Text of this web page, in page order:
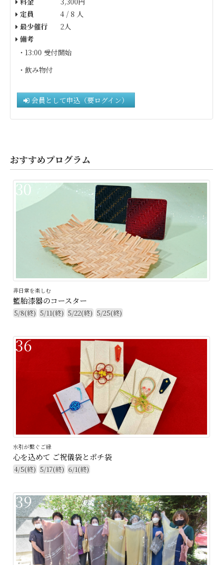
定員
4 / 8 人
最少催行
2人
備考
・13:00 受付開始
・飲み物付
会員として申込（要ログイン）
おすすめプログラム
30
非日常を楽しむ
籃胎漆器のコースター
5/8(終) 5/11(終) 5/22(終) 5/25(終)
36
水引が繫ぐご縁
心を込めて ご祝儀袋とポチ袋
4/5(終) 5/17(終) 6/1(終)
39